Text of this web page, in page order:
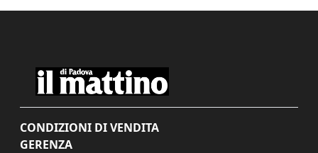
CONDIZIONI DI VENDITA
GERENZA